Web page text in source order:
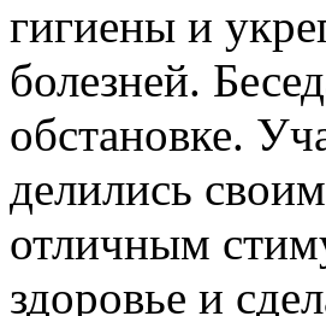
гигиены и
болезней.
обстановке.
делились
отличным
здоровье и